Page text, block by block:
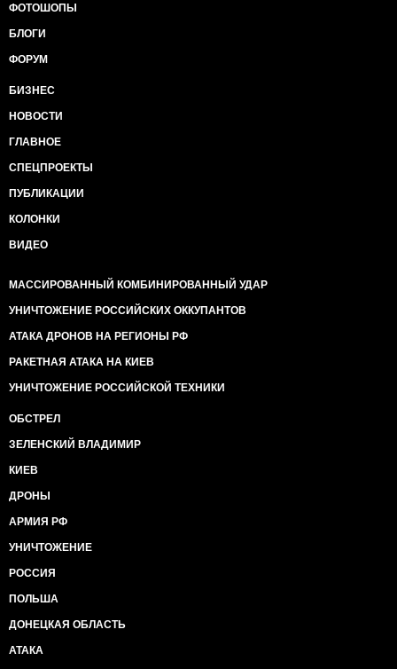
ФОТОШОПЫ
БЛОГИ
ФОРУМ
БИЗНЕС
НОВОСТИ
ГЛАВНОЕ
СПЕЦПРОЕКТЫ
ПУБЛИКАЦИИ
КОЛОНКИ
ВИДЕО
МАССИРОВАННЫЙ КОМБИНИРОВАННЫЙ УДАР
УНИЧТОЖЕНИЕ РОССИЙСКИХ ОККУПАНТОВ
АТАКА ДРОНОВ НА РЕГИОНЫ РФ
РАКЕТНАЯ АТАКА НА КИЕВ
УНИЧТОЖЕНИЕ РОССИЙСКОЙ ТЕХНИКИ
ОБСТРЕЛ
ЗЕЛЕНСКИЙ ВЛАДИМИР
КИЕВ
ДРОНЫ
АРМИЯ РФ
УНИЧТОЖЕНИЕ
РОССИЯ
ПОЛЬША
ДОНЕЦКАЯ ОБЛАСТЬ
АТАКА